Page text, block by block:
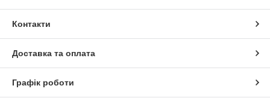
Контакти
Доставка та оплата
Графік роботи